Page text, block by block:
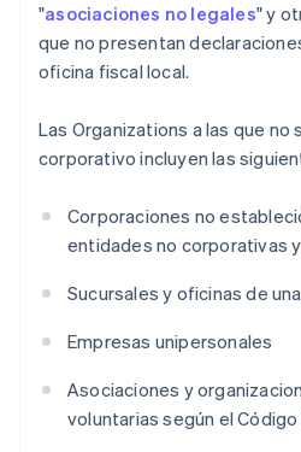
"asociaciones no legales" y
que no presentan
oficina fiscal local.
Las Organizations a las que no
corporativo incluyen las
Corporaciones no
entidades no corporativas
Sucursales y oficinas de
Empresas unipersonales
Asociaciones y
voluntarias según el Código